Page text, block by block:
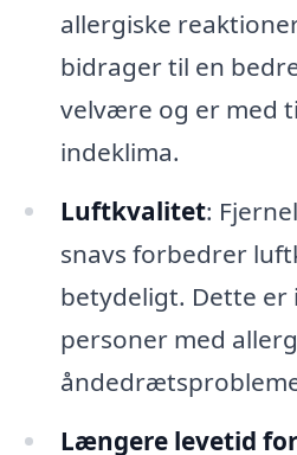
allergiske
bidrager til en
velvære og er med
indeklima.
Luftkvalitet:
snavs forbedrer
betydeligt. Dette
personer med
Længere levetid